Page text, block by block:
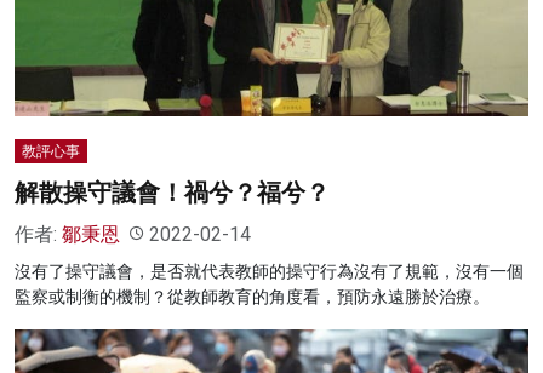
教評心事
解散操守議會！禍兮？福兮？
作者: 鄒秉恩 2022-02-14
沒有了操守議會，是否就代表教師的操守行為沒有了規範，沒有一個
監察或制衡的機制？從教師教育的角度看，預防永遠勝於治療。